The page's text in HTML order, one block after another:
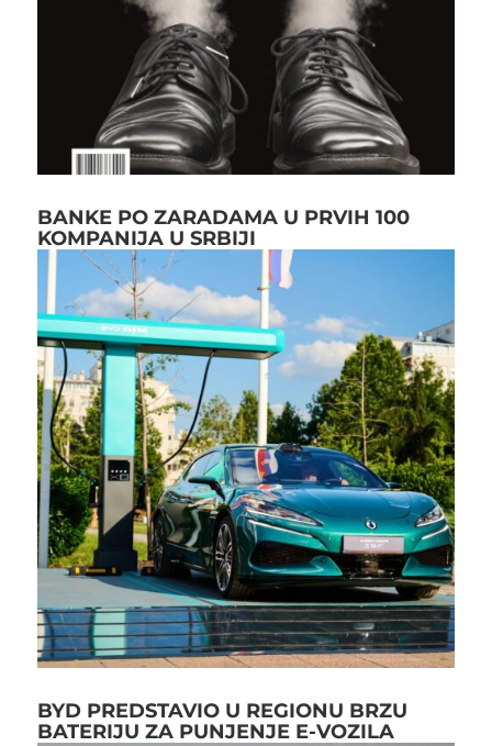
BANKE PO ZARADAMA U PRVIH 100
KOMPANIJA U SRBIJI
BYD PREDSTAVIO U REGIONU BRZU
BATERIJU ZA PUNJENJE E-VOZILA